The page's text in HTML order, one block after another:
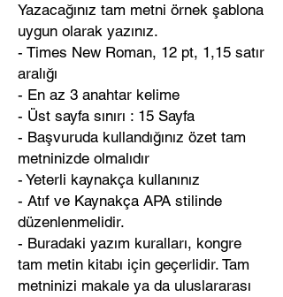
Yazacağınız tam metni örnek şablona
uygun olarak yazınız.
- Times New Roman, 12 pt, 1,15 satır
aralığı
- En az 3 anahtar kelime
- Üst sayfa sınırı : 15 Sayfa
- Başvuruda kullandığınız özet tam
metninizde olmalıdır
- Yeterli kaynakça kullanınız
- Atıf ve Kaynakça APA stilinde
düzenlenmelidir.
- Buradaki yazım kuralları, kongre
tam metin kitabı için geçerlidir. Tam
metninizi makale ya da uluslararası